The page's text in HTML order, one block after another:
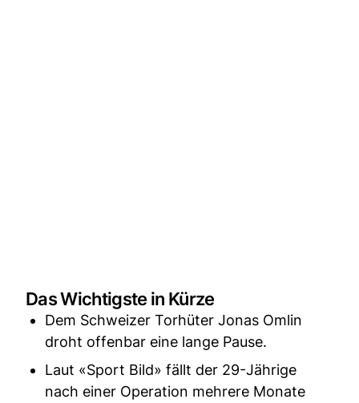
Das Wichtigste in Kürze
Dem Schweizer Torhüter Jonas Omlin
droht offenbar eine lange Pause.
Laut «Sport Bild» fällt der 29-Jährige
nach einer Operation mehrere Monate